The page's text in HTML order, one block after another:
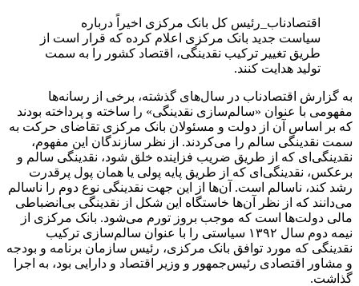
اقتصادناب_رئیس کل بانک مرکزی اخیراً درباره
سیاست جدید بانک مرکزی اعلام کرده که قرار است از
طریق تغییر ترکیب نقدینگی، اقتصاد کشور را به سمت
تولید هدایت کنند.
به گزارش اقتصادناب در سال‌های گذشته، برخی از رسانه‌ها
مفهومی با عنوان «سالم‌سازی نقدینگی» را ساخته و پرداخته بودند
که بر اساس آن از دولت و مسئولان بانک مرکزی تقاضای حرکت به
سمت نقدینگی سالم را می‌کردند. از نظر سازندگان این مفهوم،
نقدینگی‌ای که از طریق ضریب فزاینده خلق شود، نقدینگی سالم و
برعکس، نقدینگی‌ای که از طریق پایه پولی یا همان پول پرقدرت
رشد کند، ناسالم است. آن‌ها از این جهت نقدینگی نوع دوم را ناسالم
می‌دانند که از نظر آن‌ها خاستگاه این شکل از نقدینگی بی‌انضباطی
مالی دولت‌ها است که موجب بروز تورم می‌شود. بانک مرکزی از
نیمه دوم سال ۱۳۹۲ سیاستی را با عنوان سالم‌سازی ترکیب
نقدینگی که مورد توافق بانک مرکزی، رئیس سازمان برنامه و بودجه
و مشاور اقتصادی رئیس‌جمهور و وزیر اقتصاد و دارایی بود، به اجرا
گذاشت.